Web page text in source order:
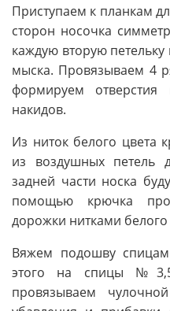
Приступаем к планкам
сторон носочка
каждую вторую
мыска. Провязываем 4
формируем
накидов.
Из ниток белого цвета
из воздушных
задней части носка
помощью крючка
дорожки нитками белого
Вяжем подошву
этого на спицы
провязываем